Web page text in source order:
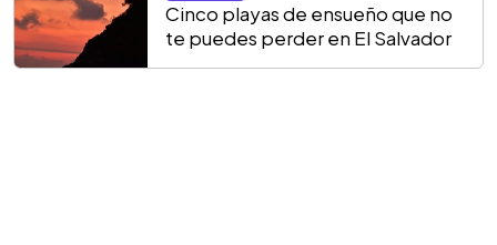
Cinco playas de ensueño que no
te puedes perder en El Salvador